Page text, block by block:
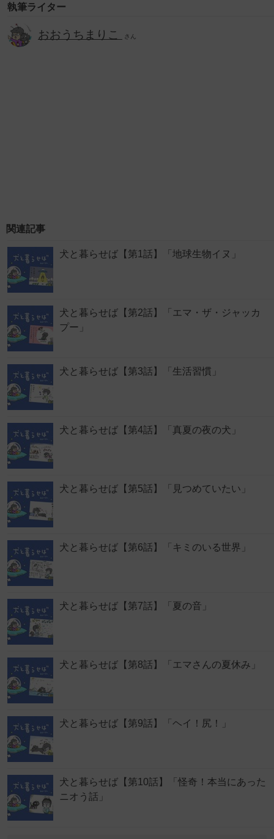
執筆ライター
おおうちまりこ さん
関連記事
犬と暮らせば【第1話】「地球生物イヌ」
犬と暮らせば【第2話】「エマ・ザ・ジャッカ
プー」
犬と暮らせば【第3話】「生活習慣」
犬と暮らせば【第4話】「真夏の夜の犬」
犬と暮らせば【第5話】「見つめていたい」
犬と暮らせば【第6話】「キミのいる世界」
犬と暮らせば【第7話】「夏の音」
犬と暮らせば【第8話】「エマさんの夏休み」
犬と暮らせば【第9話】「ヘイ！尻！」
犬と暮らせば【第10話】「怪奇！本当にあった
ニオう話」